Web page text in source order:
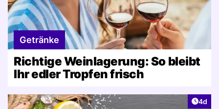
Getränke
Richtige Weinlagerung: So bleibt
Ihr edler Tropfen frisch
4d